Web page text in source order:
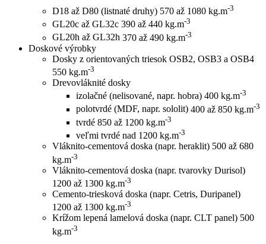
D18 až D80 (listnaté druhy) 570 až 1080 kg.m-3
GL20c až GL32c 390 až 440 kg.m-3
GL20h až GL32h 370 až 490 kg.m-3
Doskové výrobky
Dosky z orientovaných triesok OSB2, OSB3 a OSB4
550 kg.m-3
Drevovláknité dosky
izolačné (nelisované, napr. hobra) 400 kg.m-3
polotvrdé (MDF, napr. sololit) 400 až 850 kg.m-3
tvrdé 850 až 1200 kg.m-3
veľmi tvrdé nad 1200 kg.m-3
Vláknito-cementová doska (napr. heraklit) 500 až 680
kg.m-3
Vláknito-cementová doska (napr. tvarovky Durisol)
1200 až 1300 kg.m-3
Cemento-triesková doska (napr. Cetris, Duripanel)
1200 až 1300 kg.m-3
Krížom lepená lamelová doska (napr. CLT panel) 500
kg.m-3